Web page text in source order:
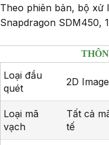
Theo phiên bản, bộ xử
Snapdragon SDM450,
Loại đầu
quét
2D
Loại mã
vạch
Tất cả
tế